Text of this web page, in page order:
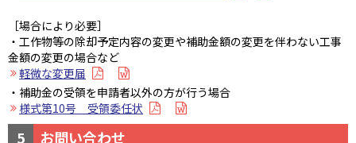
［場合により必要］
・工作物等の除却予定内容の変更や補助金額の変更を伴わない工事
金額の変更の場合など
軽微な変更届
・補助金の受領を申請者以外の方が行う場合
様式第10号 受領委任状
5 お問い合わせ